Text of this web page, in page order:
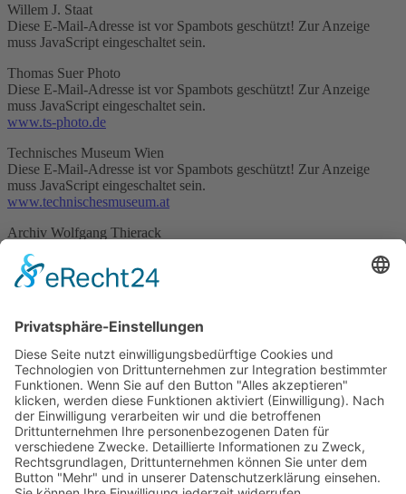
Willem J. Staat
Diese E-Mail-Adresse ist vor Spambots geschützt! Zur Anzeige
muss JavaScript eingeschaltet sein.
Thomas Suer Photo
Diese E-Mail-Adresse ist vor Spambots geschützt! Zur Anzeige
muss JavaScript eingeschaltet sein.
www.ts-photo.de
Technisches Museum Wien
Diese E-Mail-Adresse ist vor Spambots geschützt! Zur Anzeige
muss JavaScript eingeschaltet sein.
www.technischesmuseum.at
Archiv Wolfgang Thierack
muss JavaScript eingeschaltet sein.
muss JavaScript eingeschaltet sein.
Archiv Ulrich Trispel
Diese E-Mail-Adresse ist vor Spambots geschützt! Zur Anzeige
muss JavaScript eingeschaltet sein.
Werner Wagner
Diese E-Mail-Adresse ist vor Spambots geschützt! Zur Anzeige
muss JavaScript eingeschaltet sein.
www.typisch-wagner.com